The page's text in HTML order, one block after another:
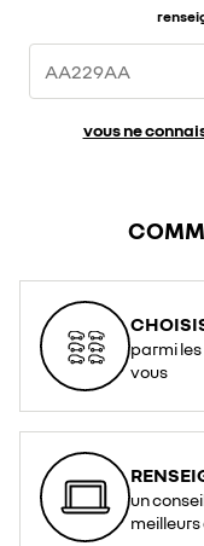
vous ne
parmi
vous
un